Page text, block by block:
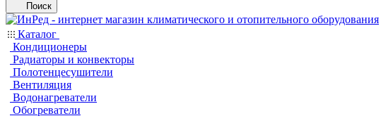
Поиск
Каталог
Кондиционеры
Радиаторы и конвекторы
Полотенцесушители
Вентиляция
Водонагреватели
Обогреватели